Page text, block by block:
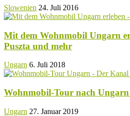
Slowenien 24. Juli 2016
Mit dem Wohnmobil Ungarn
Puszta und mehr
Ungarn 6. Juli 2018
Wohnmobil-Tour nach Ungarn
Ungarn 27. Januar 2019